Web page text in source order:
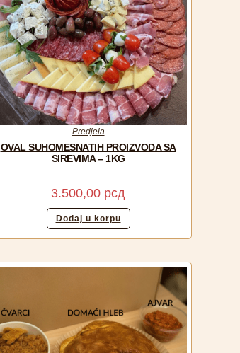
Predjela
OVAL SUHOMESNATIH PROIZVODA SA
SIREVIMA – 1KG
3.500,00 рсд
Dodaj u korpu